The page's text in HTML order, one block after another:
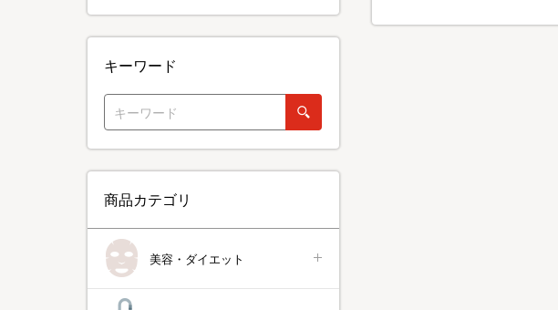
キーワード
商品カテゴリ
美容・ダイエット